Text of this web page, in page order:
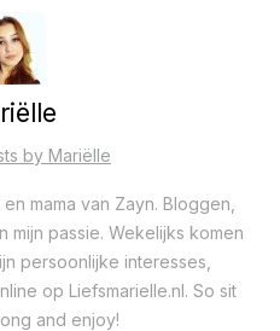
by Mariëlle
mama van Zayn. Bloggen,
passie. Wekelijks komen
persoonlijke interesses,
op Liefsmarielle.nl. So sit
and enjoy!